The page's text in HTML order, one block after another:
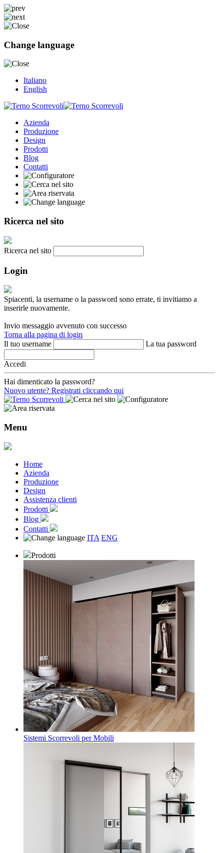
Change language
Italiano
English
Azienda
Produzione
Design
Prodotti
Blog
Contatti
Ricerca nel sito
Ricerca nel sito
Login
Spiacenti, la username o la password sono errate, ti invitiamo a
inserirle nuovamente.
Invio messaggio avvenuto con successo
Torna alla pagina di login
Il tuo username
La tua password
Accedi
Hai dimenticato la password?
Nuovo utente? Registrati cliccando qui
Menu
Home
Azienda
Produzione
Design
Assistenza clienti
Prodotti
Blog
Contatti
ITA ENG
Prodotti
Sistemi Scorrevoli per Mobili